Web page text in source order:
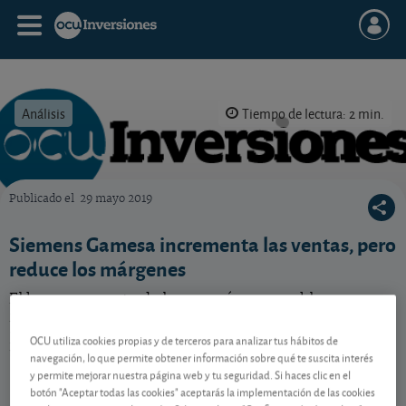
Análisis Tiempo de lectura: 2 min.
Publicado el 29 mayo 2019
Siemens Gamesa incrementa las ventas, pero
reduce los márgenes
El buen momento de las energías renovables se
participación en el grupo podrían abrir las puertas a
un mayor dividendo.
OCU utiliza cookies propias y de terceros para analizar tus hábitos de
navegación, lo que permite obtener información sobre qué te suscita interés
y permite mejorar nuestra página web y tu seguridad. Si haces clic en el
botón "Aceptar todas las cookies" aceptarás la implementación de las cookies